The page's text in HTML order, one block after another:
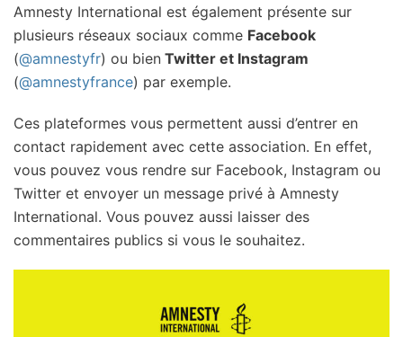
Amnesty International est également présente sur
plusieurs réseaux sociaux comme Facebook
(@amnestyfr) ou bien Twitter et Instagram
(@amnestyfrance) par exemple.
Ces plateformes vous permettent aussi d’entrer en
contact rapidement avec cette association. En effet,
vous pouvez vous rendre sur Facebook, Instagram ou
Twitter et envoyer un message privé à Amnesty
International. Vous pouvez aussi laisser des
commentaires publics si vous le souhaitez.